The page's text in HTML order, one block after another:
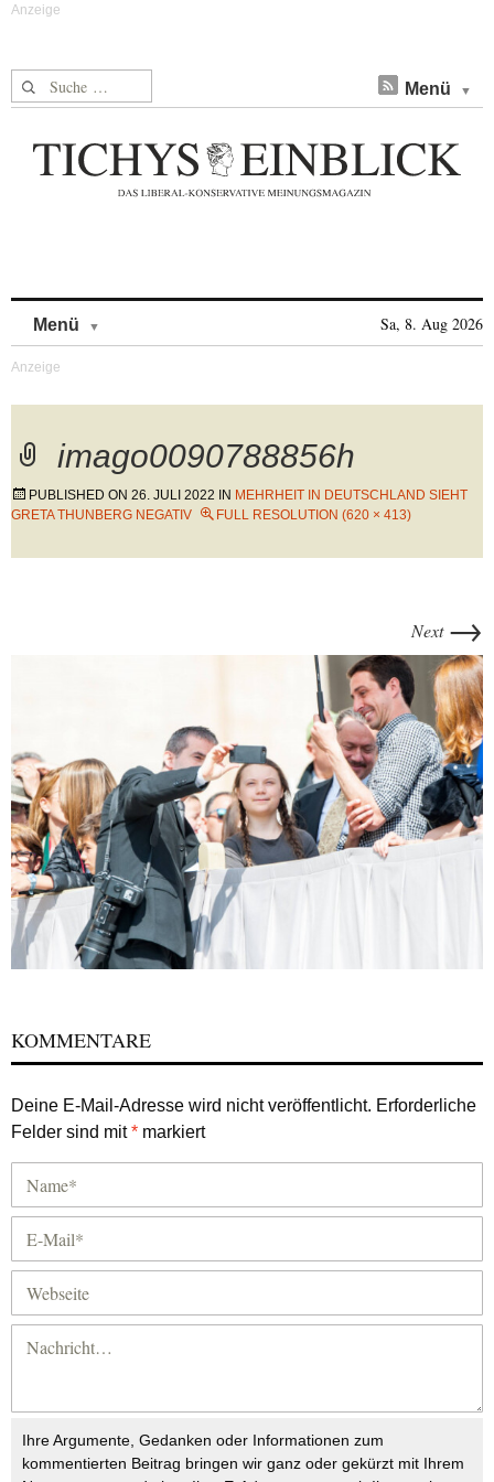
Suche nach: Menü
Menü Sa, 8. Aug 2026
imago0090788856h
PUBLISHED ON 26. JULI 2022 IN MEHRHEIT IN DEUTSCHLAND SIEHT
GRETA THUNBERG NEGATIV
FULL RESOLUTION (620 × 413)
Next →
KOMMENTARE
Deine E-Mail-Adresse wird nicht veröffentlicht. Erforderliche
Felder sind mit* markiert
Ihre Argumente, Gedanken oder Informationen zum
kommentierten Beitrag bringen wir ganz oder gekürzt mit Ihrem